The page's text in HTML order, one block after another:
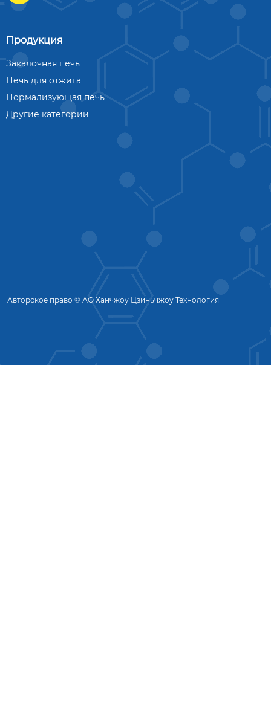
Продукция
Закалочная печь
Печь для отжига
Нормализующая печь
Другие категории
Авторское право © АО Ханчжоу Цзиньчжоу Технология